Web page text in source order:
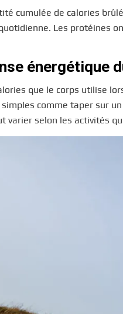
cumulée de calories
Les protéines
énergétique
que le corps utilise
comme taper sur
varier selon les activités